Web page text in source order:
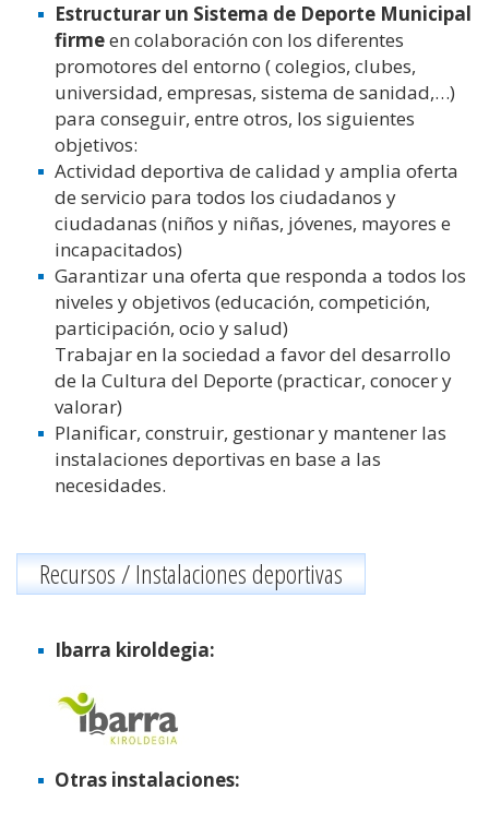
Estructurar un Sistema de Deporte Municipal
firmeen colaboración con los diferentes
promotores del entorno ( colegios, clubes,
universidad, empresas, sistema de sanidad,…)
para conseguir, entre otros, los siguientes
objetivos:
Actividad deportiva de calidad y amplia oferta
de servicio para todos los ciudadanos y
ciudadanas (niños y niñas, jóvenes, mayores e
incapacitados)
Garantizar una oferta que responda a todos los
niveles y objetivos (educación, competición,
participación, ocio y salud)
Trabajar en la sociedad a favor del desarrollo
de la Cultura del Deporte (practicar, conocer y
valorar)
Planificar, construir, gestionar y mantener las
instalaciones deportivas en base a las
necesidades.
Recursos / Instalaciones deportivas
Ibarra kiroldegia:
Otras instalaciones: